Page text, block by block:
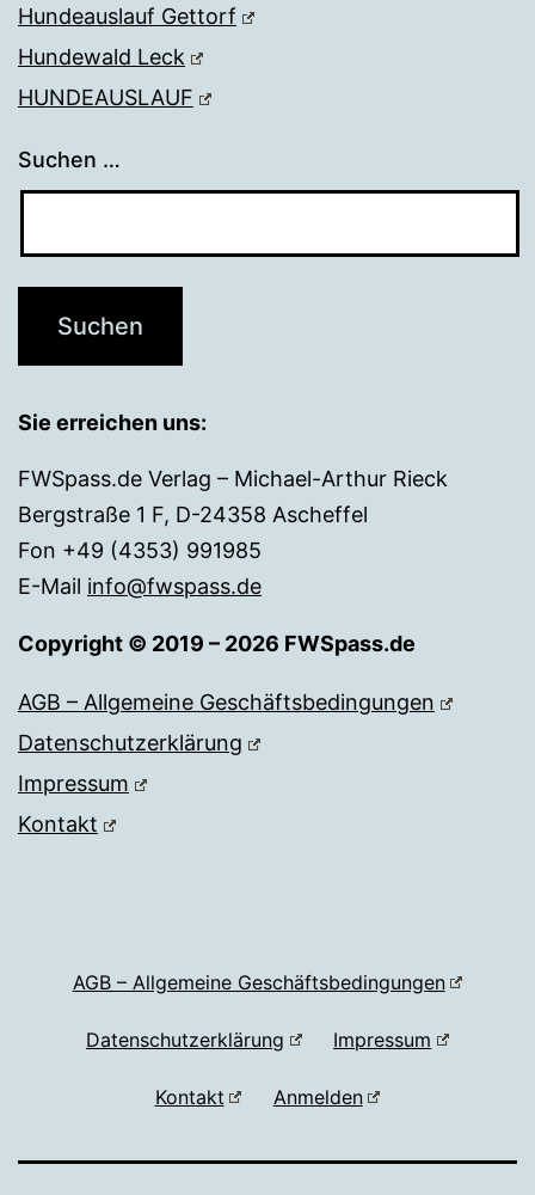
Hundeauslauf Gettorf
Hundewald Leck
HUNDEAUSLAUF
Suchen …
Sie erreichen uns:
FWSpass.de Verlag – Michael-Arthur Rieck
Bergstraße 1 F, D-24358 Ascheffel
Fon +49 (4353) 991985
E-Mail info@fwspass.de
Copyright © 2019 – 2026 FWSpass.de
AGB – Allgemeine Geschäftsbedingungen
Datenschutzerklärung
Impressum
Kontakt
AGB – Allgemeine Geschäftsbedingungen
Datenschutzerklärung Impressum
Kontakt Anmelden